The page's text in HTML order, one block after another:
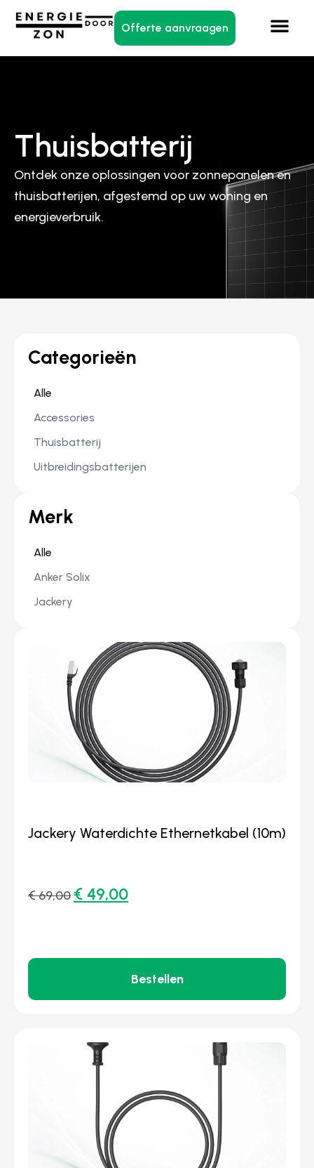
Offerte aanvraagen
Thuisbatterij
Ontdek onze oplossingen voor zonnepanelen en
thuisbatterijen, afgestemd op uw woning en
energieverbruik.
Categorieën
Accessories
Thuisbatterij
Uitbreidingsbatterijen
Alle
Merk
Anker Solix
Jackery
Alle
Jackery Waterdichte Ethernetkabel (10m)
€69,00 € 49,00
Bestellen